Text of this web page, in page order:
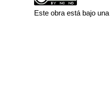
Este obra está bajo una